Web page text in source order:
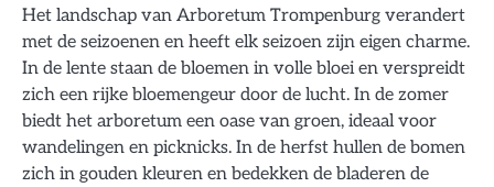
Het landschap van Arboretum Trompenburg verandert
met de seizoenen en heeft elk seizoen zijn eigen charme.
In de lente staan de bloemen in volle bloei en verspreidt
zich een rijke bloemengeur door de lucht. In de zomer
biedt het arboretum een oase van groen, ideaal voor
wandelingen en picknicks. In de herfst hullen de bomen
zich in gouden kleuren en bedekken de bladeren de